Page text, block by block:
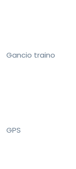
Gancio traino
GPS